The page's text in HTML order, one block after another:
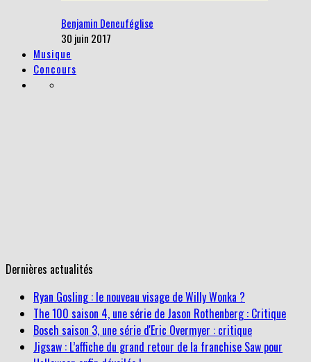
Benjamin Deneuféglise
30 juin 2017
Musique
Concours
Dernières actualités
The 100 saison 4, une série de Jason Rothenberg : Critique
Bosch saison 3, une série d'Eric Overmyer : critique
Jigsaw : L’affiche du grand retour de la franchise Saw pour
Halloween enfin dévoilée !